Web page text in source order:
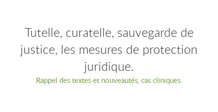
Tutelle, curatelle, sauvegarde de
justice, les mesures de protection
juridique.
Rappel des textes et nouveautés, cas cliniques.